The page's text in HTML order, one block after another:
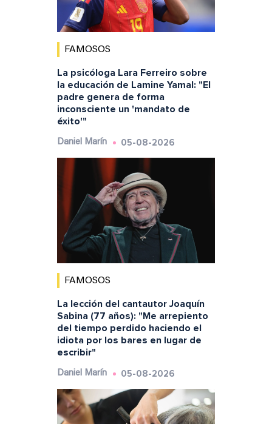
FAMOSOS
La psicóloga Lara Ferreiro sobre
la educación de Lamine Yamal: "El
padre genera de forma
inconsciente un 'mandato de
éxito'"
Daniel Marín 05-08-2026
FAMOSOS
La lección del cantautor Joaquín
Sabina (77 años): "Me arrepiento
del tiempo perdido haciendo el
idiota por los bares en lugar de
escribir"
Daniel Marín 05-08-2026